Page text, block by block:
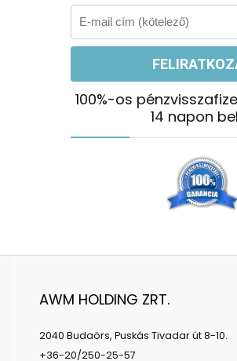
100%-os
14 napon
AWM HOLDING ZRT.
2040 Budaörs, Puskás Tivadar út 8-10.
+36-20/250-25-57